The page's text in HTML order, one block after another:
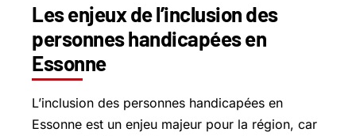
Les enjeux de l’inclusion des
personnes handicapées en
Essonne
L’inclusion des personnes handicapées en
Essonne est un enjeu majeur pour la région, car